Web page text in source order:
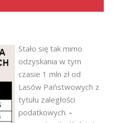
Stało się tak mimo
odzyskania w tym
czasie 1 mln zł od
Lasów Państwowych z
tytułu zaległości
podatkowych. -